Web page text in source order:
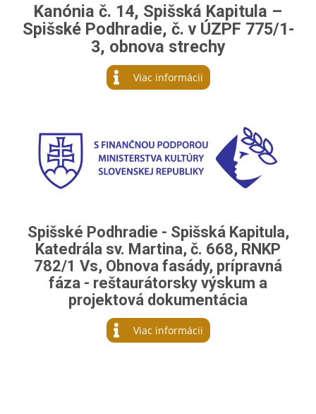
Kanónia č. 14, Spišská Kapitula –
Spišské Podhradie, č. v ÚZPF 775/1-
3, obnova strechy
Viac informácii
Spišské Podhradie - Spišská Kapitula,
Katedrála sv. Martina, č. 668, RNKP
782/1 Vs, Obnova fasády, prípravná
fáza - reštaurátorsky výskum a
projektová dokumentácia
Viac informácii